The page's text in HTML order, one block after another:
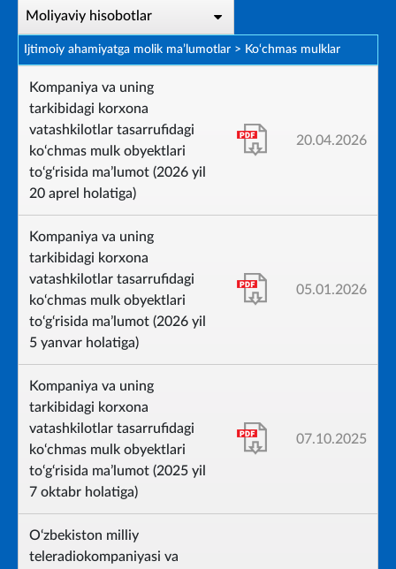
Moliyaviy hisobotlar
Ijtimoiy ahamiyatga molik ma’lumotlar > Ko‘chmas mulklar
Kompaniya va uning
tarkibidagi korxona
vatashkilotlar tasarrufidagi
ko‘chmas mulk obyektlari
to‘g‘risida ma’lumot (2026 yil
20 aprel holatiga)
20.04.2026
Kompaniya va uning
tarkibidagi korxona
vatashkilotlar tasarrufidagi
ko‘chmas mulk obyektlari
to‘g‘risida ma’lumot (2026 yil
5 yanvar holatiga)
05.01.2026
Kompaniya va uning
tarkibidagi korxona
vatashkilotlar tasarrufidagi
ko‘chmas mulk obyektlari
to‘g‘risida ma’lumot (2025 yil
7 oktabr holatiga)
07.10.2025
O‘zbekiston milliy
teleradiokompaniyasi va